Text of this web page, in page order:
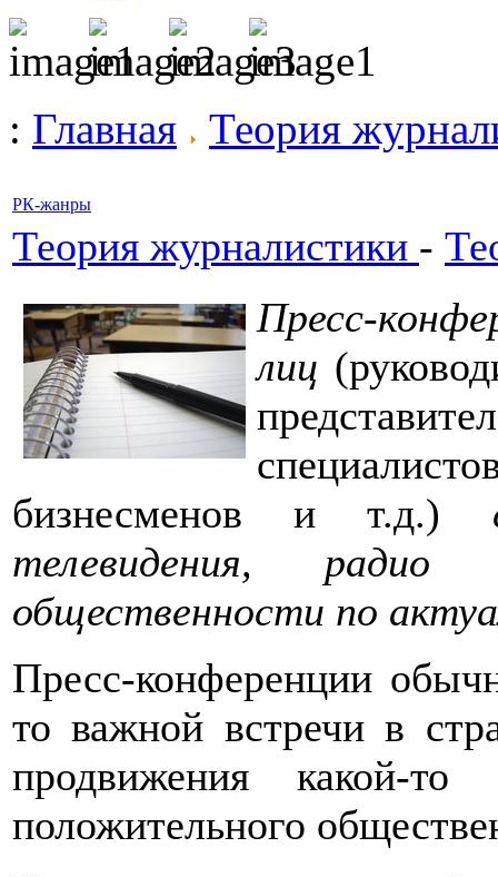
: Главная Теория
РК-жанры
Теория журналистики -
Пресс-
лиц
бизнесменов и т.д.)
телевидения,
общественности по
Пресс-конференции
то важной встречи в
продвижения какой-
положительного